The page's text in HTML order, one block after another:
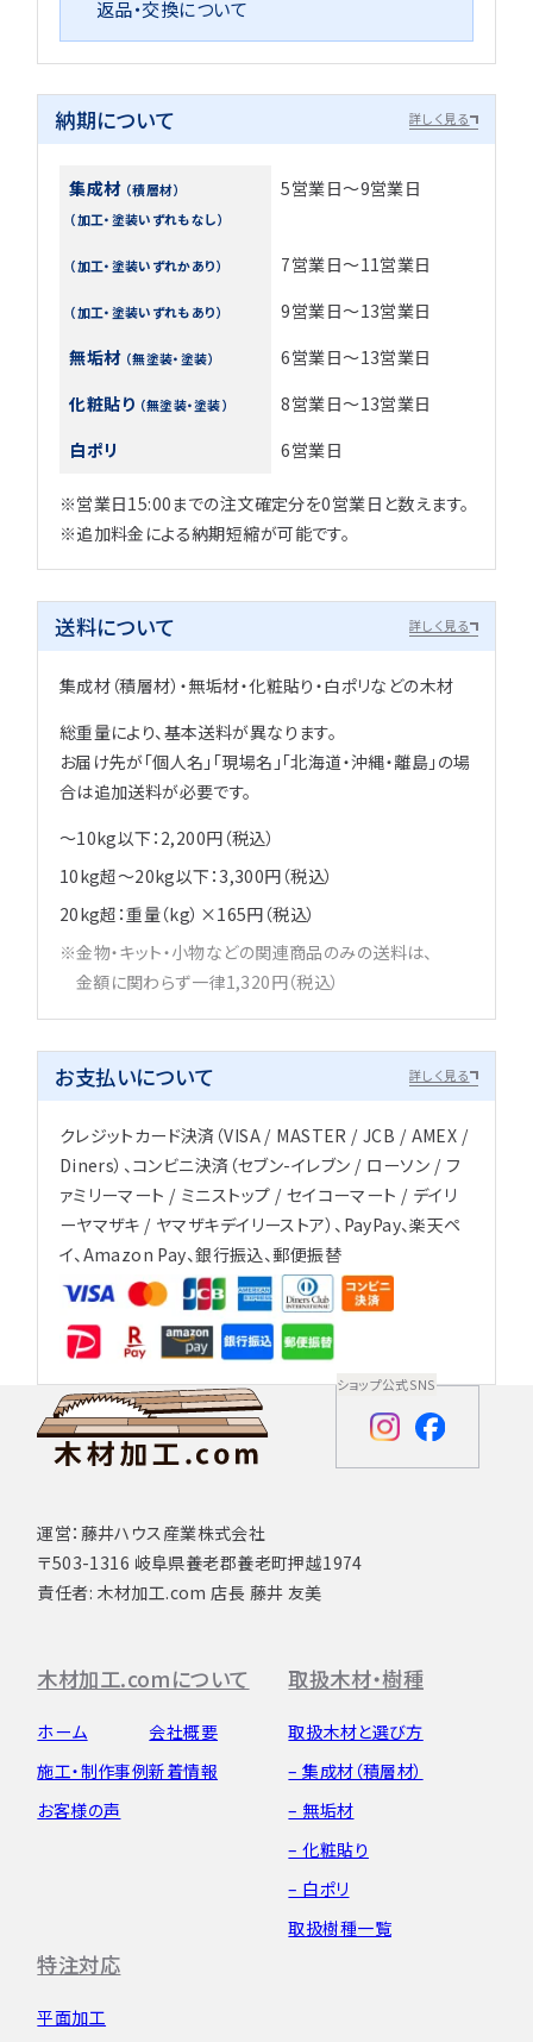
返品・交換について
納期について 詳しく見る
集成材 （積層材）
（加工・塗装いずれもなし）
5営業日～9営業日
（加工・塗装いずれかあり） 7営業日～11営業日
（加工・塗装いずれもあり）
9営業日～13営業日
無垢材 （無塗装・塗装）
6営業日～13営業日
化粧貼り （無塗装・塗装）
8営業日～13営業日
白ポリ
6営業日
※営業日15:00までの注文確定分を0営業日と数えます。
※追加料金による納期短縮が可能です。
送料について 詳しく見る
集成材（積層材）・無垢材・化粧貼り・白ポリなどの木材
総重量により、基本送料が異なります。
お届け先が「個人名」「現場名」「北海道・沖縄・離島」の場
合は追加送料が必要です。
～10kg以下：2,200円（税込）
10kg超～20kg以下：3,300円（税込）
20kg超：重量（kg）×165円（税込）
金物・キット・小物などの関連商品のみの送料は、
金額に関わらず一律1,320円（税込）
お支払いについて 詳しく見る
クレジットカード決済（VISA / MASTER / JCB / AMEX /
Diners）、コンビニ決済（セブン-イレブン / ローソン / フ
ァミリーマート / ミニストップ / セイコーマート / デイリ
ーヤマザキ / ヤマザキデイリーストア）、PayPay、楽天ペ
イ、Amazon Pay、銀行振込、郵便振替
運営：藤井ハウス産業株式会社
〒503-1316 岐阜県養老郡養老町押越1974
責任者: 木材加工.com 店長 藤井 友美
ショップ公式SNS
木材加工.comについて
ホーム
施工・制作事例
お客様の声
会社概要
新着情報
取扱木材・樹種
取扱木材と選び方
– 集成材（積層材）
– 無垢材
– 化粧貼り
– 白ポリ
取扱樹種一覧
特注対応
平面加工